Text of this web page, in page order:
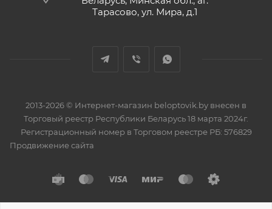
Тарасово, ул. Мира, д.1
2013-2026 © Интернет-магазин beloptovik.by внесен в
Торговый реестр Республики Беларусь 18 марта 2024г.
Регистрационный номер в Торговом реестре РБ: 576829
Продвижение сайта